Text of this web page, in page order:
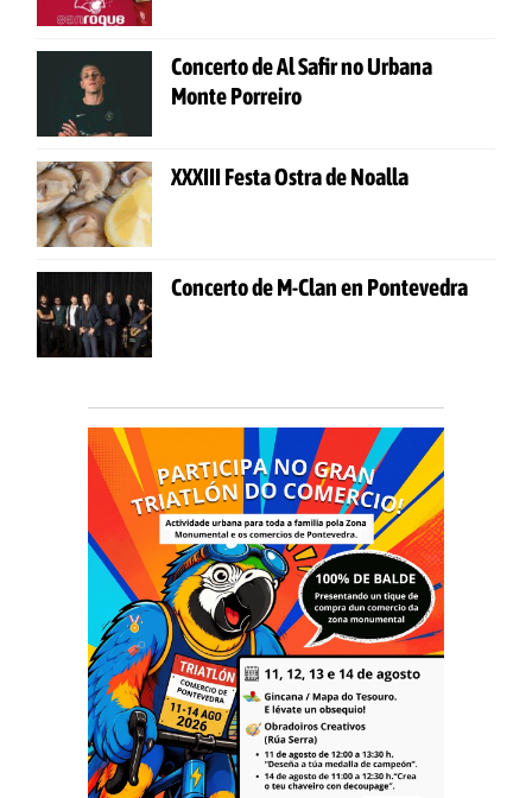
Concerto de Al Safir no Urbana
Monte Porreiro
XXXIII Festa Ostra de Noalla
Concerto de M-Clan en Pontevedra